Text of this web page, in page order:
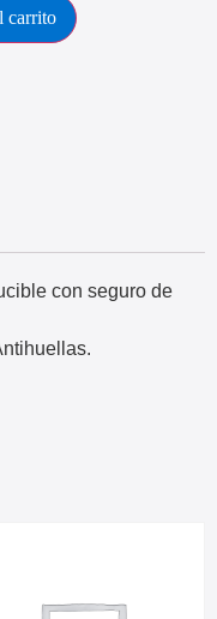
carrito
con seguro de